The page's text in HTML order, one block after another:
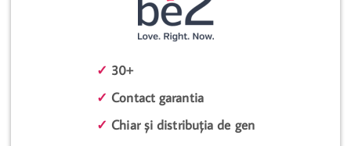
✓ 30+
✓ Contact garantia
✓ Chiar și distribuția de gen